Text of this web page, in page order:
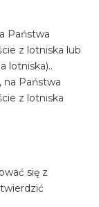
Państwa
z lotniska lub
lotniska)..
na Państwa
z lotniska
się z